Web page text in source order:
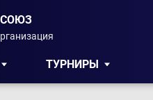
ТУРНИРЫ